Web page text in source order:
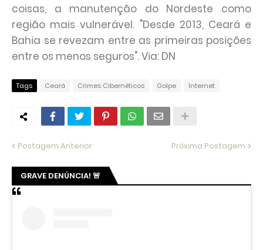
coisas, a manutenção do Nordeste como
região mais vulnerável. "Desde 2013, Ceará e
Bahia se revezam entre as primeiras posições
entre os menos seguros". Via: DN
Tags Ceará Crimes Cibernéticos Golpe Internet
Postagem Anterior Próxima Postagem
GRAVE DENÚNCIA! 🚨